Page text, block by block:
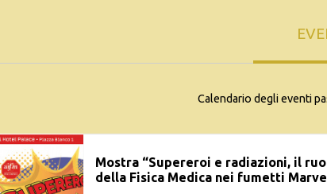
Calendario degli eventi
Mostra “Supereroi e radiazioni, il
della Fisica Medica nei fumetti